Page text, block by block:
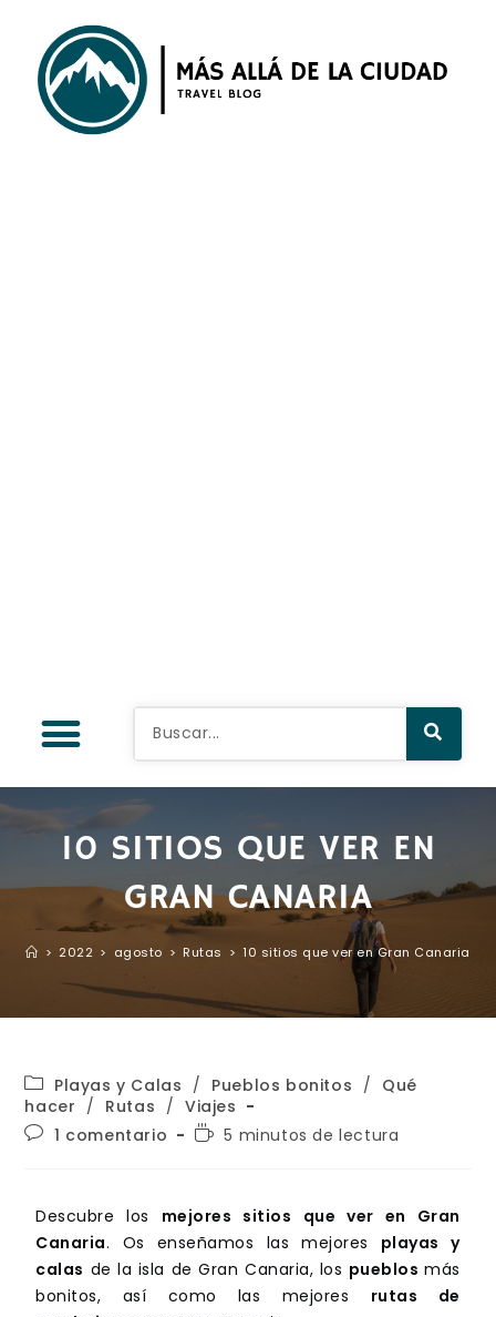
10 SITIOS QUE VER EN
GRAN CANARIA
> 2022 > agosto > Rutas > 10 sitios que ver en Gran Canaria
Playas y Calas / Pueblos bonitos / Qué
hacer / Rutas / Viajes
1 comentario
5 minutos de lectura
Descubre los mejores sitios que ver en Gran
Canaria. Os enseñamos las mejores playas y
calas de la isla de Gran Canaria, los pueblosmás
bonitos, así como las mejores rutas de